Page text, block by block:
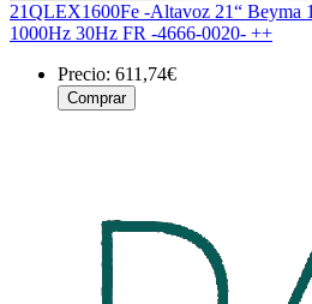
21QLEX1600Fe -Altavoz 21“ Beyma
1000Hz 30Hz FR -4666-0020- ++
Precio: 611,74€